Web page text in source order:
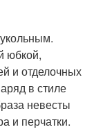
юбкой,
и отделочных
в стиле
невесты
и перчатки.